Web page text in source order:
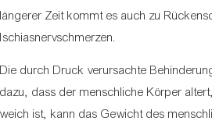
längerer Zeit kommt es auch zu
Ischiasnervschmerzen.
Die durch Druck verursachte
dazu, dass der menschliche Körper
weich ist, kann das Gewicht des